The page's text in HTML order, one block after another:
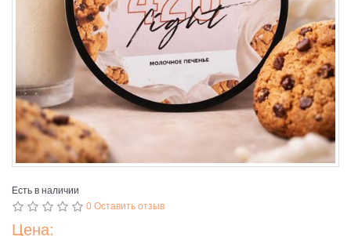
Есть в наличии
0 Оставить отзыв
Цена: